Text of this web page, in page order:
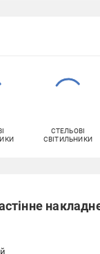
СТЕЛЬОВІ
СВІТИЛЬНИКИ